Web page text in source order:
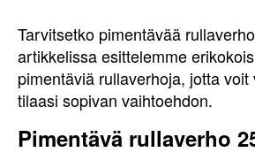
Tarvitsetko pimentävää
artikkelissa esittelemme
pimentäviä rullaverhoja, jotta
tilaasi sopivan vaihtoehdon.
Pimentävä rullaverho